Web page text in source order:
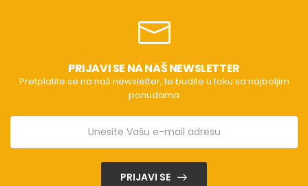
PRIJAVI SE NA NAŠ NEWSLETTER
Pretplatite se na naš newsletter, te budite u toku sa najboljim
ponudama
PRIJAVI SE